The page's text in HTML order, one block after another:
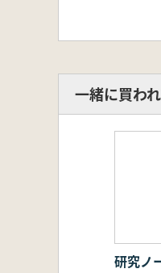
一緒に買わ
研究